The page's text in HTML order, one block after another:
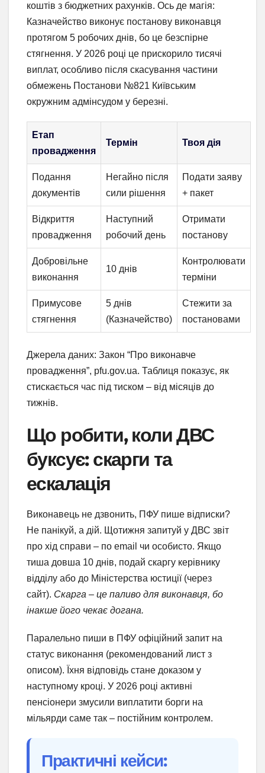
коштів з бюджетних рахунків. Ось де магія:
Казначейство виконує постанову виконавця
протягом 5 робочих днів, бо це безспірне
стягнення. У 2026 році це прискорило тисячі
виплат, особливо після скасування частини
обмежень Постанови №821 Київським
окружним адмінсудом у березні.
Етап
провадження
Термін Твоя дія
Подання
документів
Негайно після
сили рішення
Подати заяву
+ пакет
Відкриття
провадження
Наступний
робочий день
Отримати
постанову
Добровільне
виконання
10 днів
Контролювати
терміни
Примусове
стягнення
5 днів
(Казначейство)
Стежити за
постановами
Джерела даних: Закон “Про виконавче
провадження”, pfu.gov.ua. Таблиця показує, як
стискається час під тиском – від місяців до
тижнів.
Що робити, коли ДВС
буксує: скарги та
ескалація
Виконавець не дзвонить, ПФУ пише відписки?
Не панікуй, а дій. Щотижня запитуй у ДВС звіт
про хід справи – по email чи особисто. Якщо
тиша довша 10 днів, подай скаргу керівнику
відділу або до Міністерства юстиції (через
сайт). Скарга – це паливо для виконавця, бо
інакше його чекає догана.
Паралельно пиши в ПФУ офіційний запит на
статус виконання (рекомендований лист з
описом). Їхня відповідь стане доказом у
наступному кроці. У 2026 році активні
пенсіонери змусили виплатити борги на
мільярди саме так – постійним контролем.
Практичні кейси: